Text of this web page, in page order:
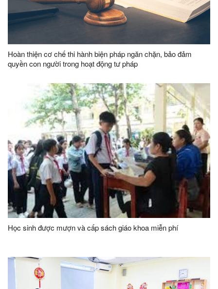
Hoàn thiện cơ chế thi hành biện pháp ngăn chặn, bảo đảm
quyền con người trong hoạt động tư pháp
Học sinh được mượn và cấp sách giáo khoa miễn phí